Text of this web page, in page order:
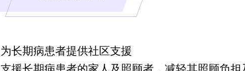
为长期病患者提供社区支援
支援长期病患者的家人及照顾者，减轻其照顾负担